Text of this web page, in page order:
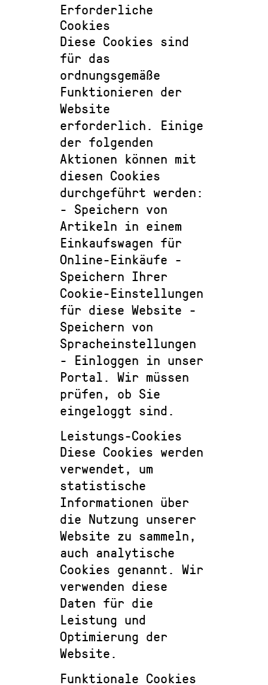
Erforderliche
Cookies
Diese Cookies sind
für das
ordnungsgemäße
Funktionieren der
Website
erforderlich. Einige
der folgenden
Aktionen können mit
diesen Cookies
durchgeführt werden:
- Speichern von
Artikeln in einem
Einkaufswagen für
Online-Einkäufe -
Speichern Ihrer
Cookie-Einstellungen
für diese Website -
Speichern von
Spracheinstellungen
- Einloggen in unser
Portal. Wir müssen
prüfen, ob Sie
eingeloggt sind.
Leistungs-Cookies
Diese Cookies werden
verwendet, um
statistische
Informationen über
die Nutzung unserer
Website zu sammeln,
auch analytische
Cookies genannt. Wir
verwenden diese
Daten für die
Leistung und
Optimierung der
Website.
Funktionale Cookies